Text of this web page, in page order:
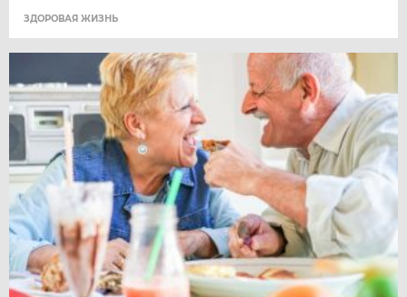
ЗДОРОВАЯ ЖИЗНЬ